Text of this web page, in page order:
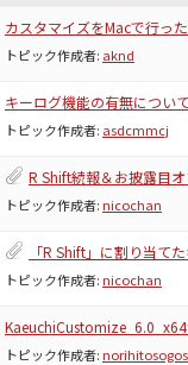
カスタマイズをMacで行っ
トピック作成者: aknd
キーログ機能の有無につい
トピック作成者: asdcmmcj
R Shift続報＆お披露目
トピック作成者: nicochan
「R Shift」に割り当て
トピック作成者: nicochan
トピック作成者: